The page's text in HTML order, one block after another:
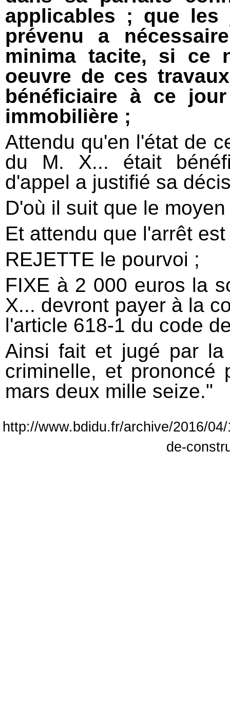
applicables ; que
prévenu a
minima tacite, si ce
oeuvre de ces
bénéficiaire à ce
immobilière ;
Attendu qu'en l'état de
du M. X... était
d'appel a justifié sa
D'où il suit que le
Et attendu que l'arrêt
REJETTE le pourvoi ;
FIXE à 2 000 euros la
X... devront payer à la
l'article 618-1 du code
Ainsi fait et jugé par la
criminelle, et prononcé
mars deux mille seize."
http://www.bdidu.fr/archive/2016/
de-